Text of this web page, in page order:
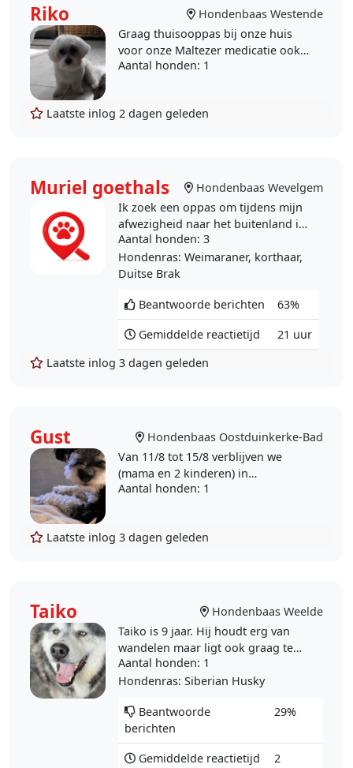
Riko
Hondenbaas Westende
Graag thuisooppas bij onze huis
voor onze Maltezer medicatie ook
indienen nodig kammen elke dag
Aantal honden: 1
Laatste inlog 2 dagen geleden
Muriel goethals
Hondenbaas Wevelgem
Ik zoek een oppas om tijdens mijn
afwezigheid naar het buitenland in
te wonen. We wonen op een groot
domein waar honden vrij
rondlopen en ook binnen..
Aantal honden: 3
Hondenras: Weimaraner, korthaar,
Duitse Brak
Beantwoorde berichten
63%
Gemiddelde reactietijd
21 uur
Laatste inlog 3 dagen geleden
Gust
Hondenbaas Oostduinkerke-Bad
Van 11/8 tot 15/8 verblijven we
(mama en 2 kinderen) in
Oostduinkerke-bad. Op 14/8 willen
Aantal honden: 1
Laatste inlog 3 dagen geleden
Taiko
Hondenbaas Weelde
Taiko is 9 jaar. Hij houdt erg van
wandelen maar ligt ook graag te
slapen. Hoewel Taiko soms koppig
is schopt hij geen herrie en maakt
Aantal honden: 1
Hondenras: Siberian Husky
Beantwoorde
berichten
29%
Gemiddelde reactietijd
2